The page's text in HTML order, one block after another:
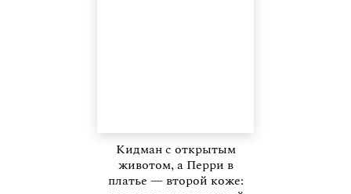
Кидман с открытым
животом, а Перри в
платье — второй коже: